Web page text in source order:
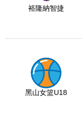
裕隆納智捷
黑山女篮U18